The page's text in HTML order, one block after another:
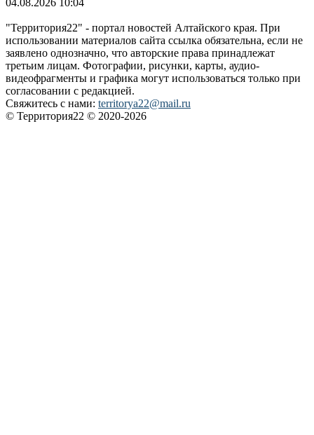
"Территория22" - портал новостей Алтайского края. При
использовании материалов сайта ссылка обязательна, если не
заявлено однозначно, что авторские права принадлежат
третьим лицам. Фотографии, рисунки, карты, аудио-
видеофрагменты и графика могут использоваться только при
согласовании с редакцией.
Свяжитесь с нами: territorya22@mail.ru
© Территория22 © 2020-2026